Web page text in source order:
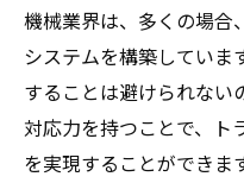
機械業界は、多くの場合
システムを構築していま
することは避けられない
対応力を持つことで、ト
を実現することができま